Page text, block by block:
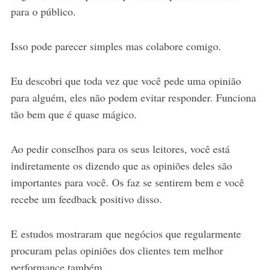
para o público.
Isso pode parecer simples mas colabore comigo.
Eu descobri que toda vez que você pede uma opinião
para alguém, eles não podem evitar responder. Funciona
tão bem que é quase mágico.
Ao pedir conselhos para os seus leitores, você está
indiretamente os dizendo que as opiniões deles são
importantes para você. Os faz se sentirem bem e você
recebe um feedback positivo disso.
E estudos mostraram que negócios que regularmente
procuram pelas opiniões dos clientes tem melhor
performance também.